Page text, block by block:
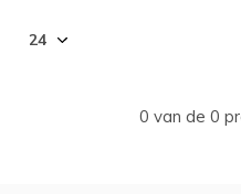
0 van de 0